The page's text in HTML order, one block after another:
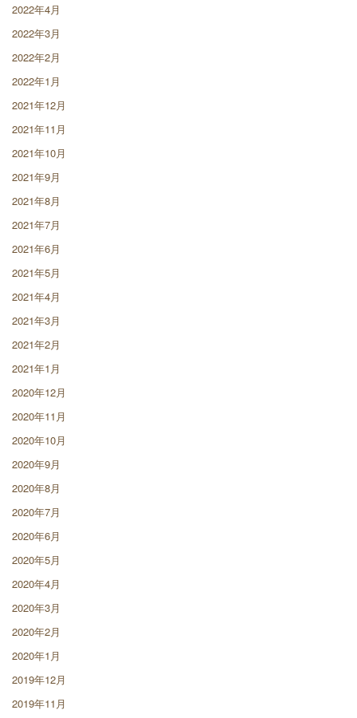
2022年4月
2022年3月
2022年2月
2022年1月
2021年12月
2021年11月
2021年10月
2021年9月
2021年8月
2021年7月
2021年6月
2021年5月
2021年4月
2021年3月
2021年2月
2021年1月
2020年12月
2020年11月
2020年10月
2020年9月
2020年8月
2020年7月
2020年6月
2020年5月
2020年4月
2020年3月
2020年2月
2020年1月
2019年12月
2019年11月